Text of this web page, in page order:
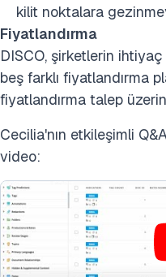
kilit noktalara
Fiyatlandırma
DISCO, şirketlerin
beş farklı fiyatlandırma
fiyatlandırma talep
Cecilia'nın etkileşimli
video: